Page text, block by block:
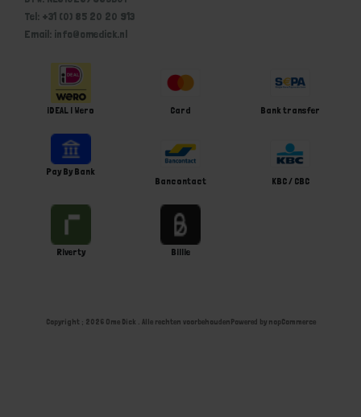
Tel: +31 (0) 85 20 20 913
Email: info@omedick.nl
iDEAL | Wero Card Bank transfer
Pay By Bank
Bancontact
KBC / CBC
Riverty Billie
Copyright ; 2026 Ome Dick . Alle rechten voorbehoudenPowered by nopCommerce